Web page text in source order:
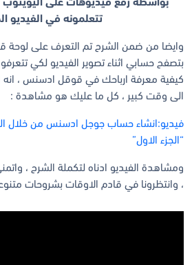
بواسطة رفع فيديوهات على
تتعلمونه في الفيديو
وايضا من ضمن الشرح تم التعرف على
بتصفح حسابي اثناء تصوير الفيديو لكي
كيفية معرفة ارباحك في قوقل ادسنس ، انه
الى وقت كبير ، كل ما عليك هو مشاهدة :
فيديو:انشاء حساب جوجل ادسنس من خلال
“الجزء الاول”
ومشاهدة الفيديو ادناه لتكملة الشرح ،
، وانتظرونا في قادم الاوقات بشروحات